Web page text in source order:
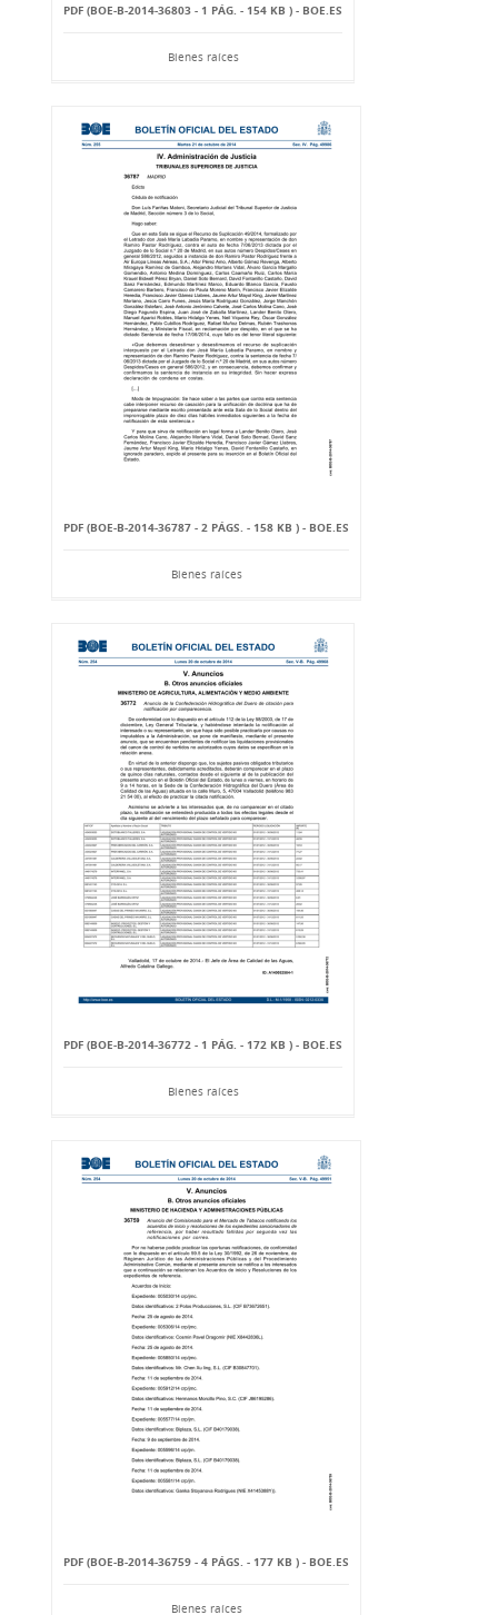
PDF (BOE-B-2014-36803 - 1 PÁG. - 154 KB ) - BOE.ES
Bienes raíces
PDF (BOE-B-2014-36787 - 2 PÁGS. - 158 KB ) - BOE.ES
Bienes raíces
PDF (BOE-B-2014-36772 - 1 PÁG. - 172 KB ) - BOE.ES
Bienes raíces
PDF (BOE-B-2014-36759 - 4 PÁGS. - 177 KB ) - BOE.ES
Bienes raíces